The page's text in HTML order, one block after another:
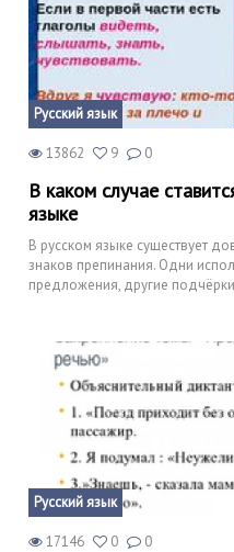
Русский язык
13862 9 0
В каком случае
языке
В русском языке существует
знаков препинания. Одни
предложения, другие
Русский язык
17146 0 0